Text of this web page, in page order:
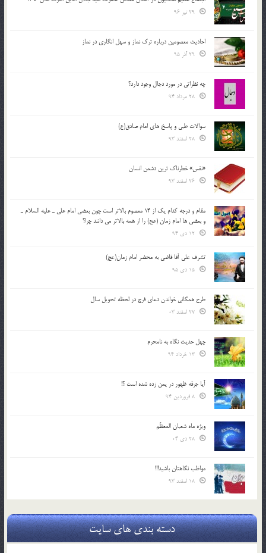
احادیث معصومین درباره ترک نماز و سهل انگاری در نماز
چه نظراتی در مورد دجال وجود دارد؟
سوالات طبی و پاسخ های امام صادق(ع)
«نفس» خطرناک ترین دشمن انسان
مقام و درجه كدام يك از 14 معصوم بالاتر است چون بعضي امام علي ـ عليه السلام ـ
و بعضي ها امام زمان (عج) را از همه بالاتر مي دانند چرا؟
تشرف علي آقا قاضي به محضر امام زمان(عج)
طرح همگانی خواندن دعای فرج در لحظه تحویل سال
چهل حدیث نگاه به نامحرم
آیا جرقه ظهور در یمن زده شده است ؟!
ویژه ماه شعبان المعظّم
مواظب نگاهتان باشید!!!
دسته بندی های سایت